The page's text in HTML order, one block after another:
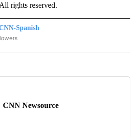
rights reserved.
Spanish
SPANISH" TO RECEIVE NOTIFICATIONS ABOUT
CNN Newsource